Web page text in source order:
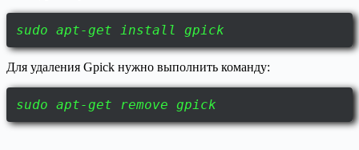
sudo apt-get install gpick
Для удаления Gpick нужно выполнить команду:
sudo apt-get remove gpick